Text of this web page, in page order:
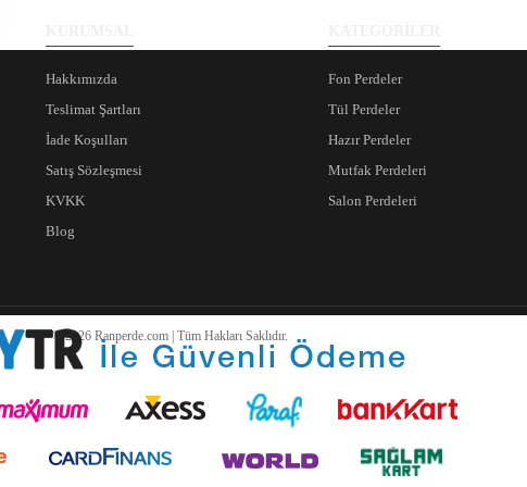
Hakkımızda
Teslimat Şartları
İade Koşulları
Satış Sözleşmesi
KVKK
Blog
Fon Perdeler
Tül Perdeler
Hazır Perdeler
Mutfak Perdeleri
Salon Perdeleri
© 2026 Ranperde.com | Tüm Hakları Saklıdır.